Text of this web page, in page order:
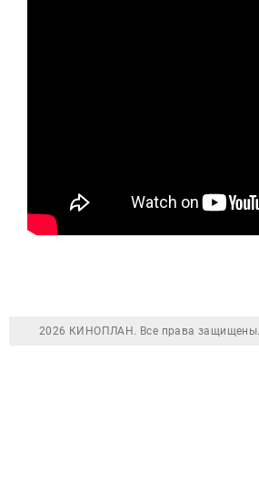
2026 КИНОПЛАН. Все права защищены.